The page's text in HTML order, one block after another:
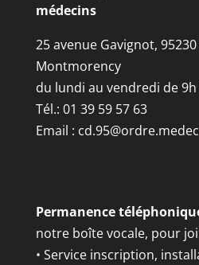
médecins
25 avenue Gavignot,
Montmorency
du lundi au vendredi de 9h
Tél.: 01 39 59 57 63
Email :
Permanence
notre boîte vocale, pour
• Service inscription,